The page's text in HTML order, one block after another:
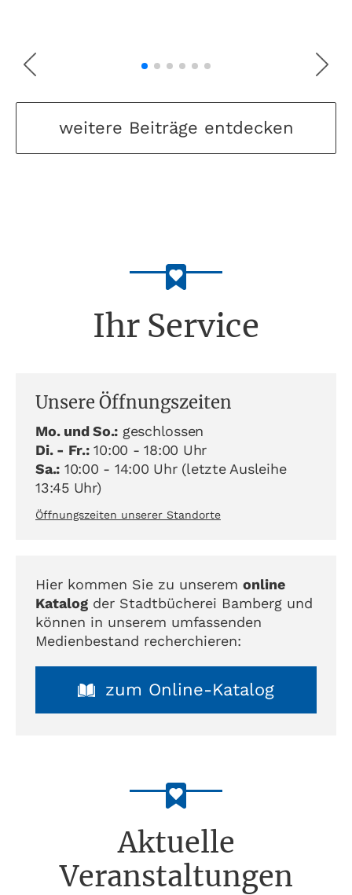
weitere Beiträge entdecken
Ihr Service
Unsere Öffnungszeiten
Mo. und So.: geschlossen
Di. - Fr.:10:00 - 18:00 Uhr
Sa.: 10:00 - 14:00 Uhr (letzte Ausleihe
13:45 Uhr)
Öffnungszeiten unserer Standorte
Hier kommen Sie zu unserem online
Katalog der Stadtbücherei Bamberg und
können in unserem umfassenden
Medienbestand recherchieren:
zum Online-Katalog
Aktuelle
Veranstaltungen